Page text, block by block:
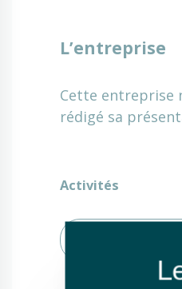
L’entreprise
Cette entreprise
rédigé sa
Activités